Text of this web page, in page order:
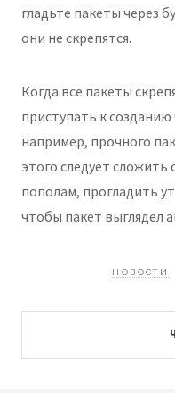
гладьте пакеты через
они не скрепятся.
Когда все пакеты
приступать к
например, прочного
этого следует
пополам, прогладить
чтобы пакет выглядел
НОВОСТИ